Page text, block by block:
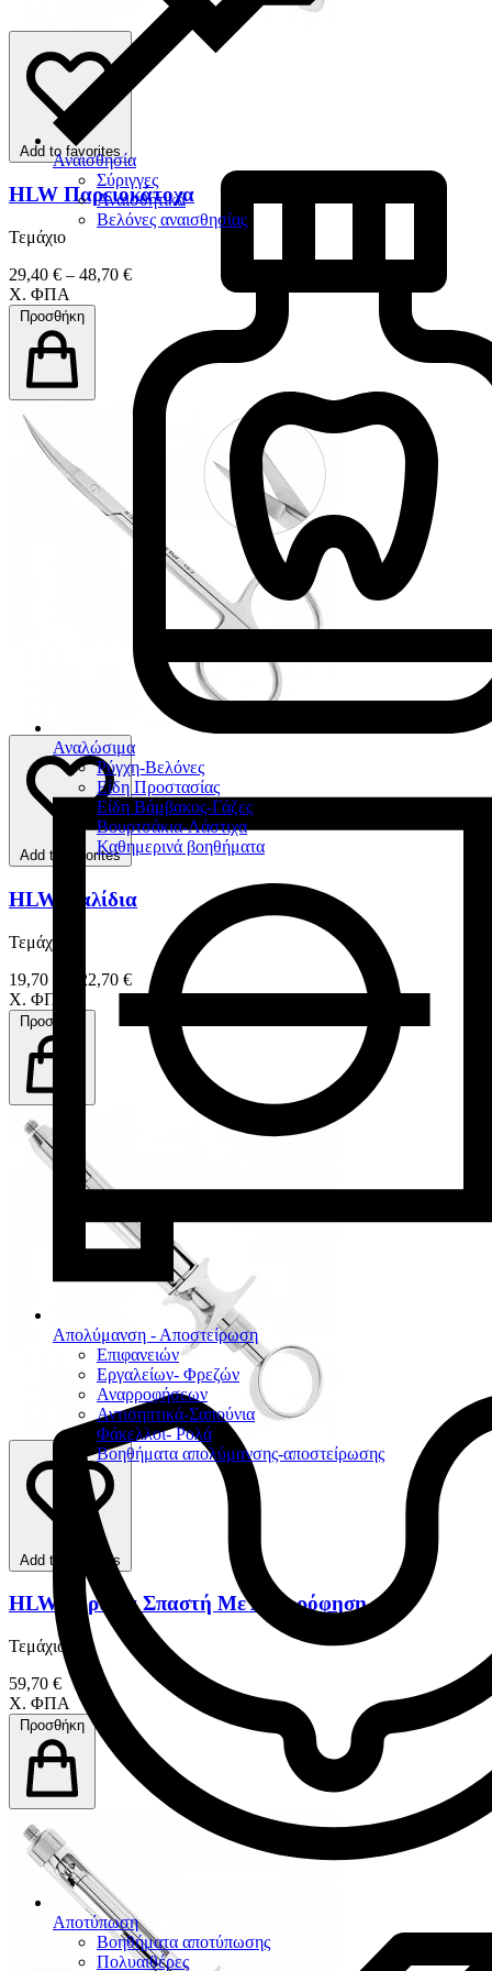
Αναισθησία
Σύριγγες
Αναισθητικά
Βελόνες αναισθησίας
Αναλώσιμα
Ρύγχη-Βελόνες
Είδη Προστασίας
Είδη Βάμβακος-Γάζες
Βουρτσάκια-Λάστιχα
Καθημερινά βοηθήματα
Απολύμανση - Αποστείρωση
Επιφανειών
Εργαλείων- Φρεζών
Αναρροφήσεων
Αντισηπτικά-Σαπούνια
Φάκελλοι- Ρολά
Βοηθήματα απολύμανσης-αποστείρωσης
Αποτύπωση
Βοηθήματα αποτύπωσης
Πολυαιθέρες
Add to favorites
HLW Παρειοκάτοχα
Τεμάχιο
29,40 € – 48,70 €
Χ. ΦΠΑ
Προσθήκη
Add to favorites
HLW Ψαλίδια
Τεμάχιο
19,70 € – 22,70 €
Χ. ΦΠΑ
Προσθήκη
Add to favorites
HLW Σύριγγα Σπαστή Με Αναρρόφηση
Τεμάχιο
59,70 €
Χ. ΦΠΑ
Προσθήκη